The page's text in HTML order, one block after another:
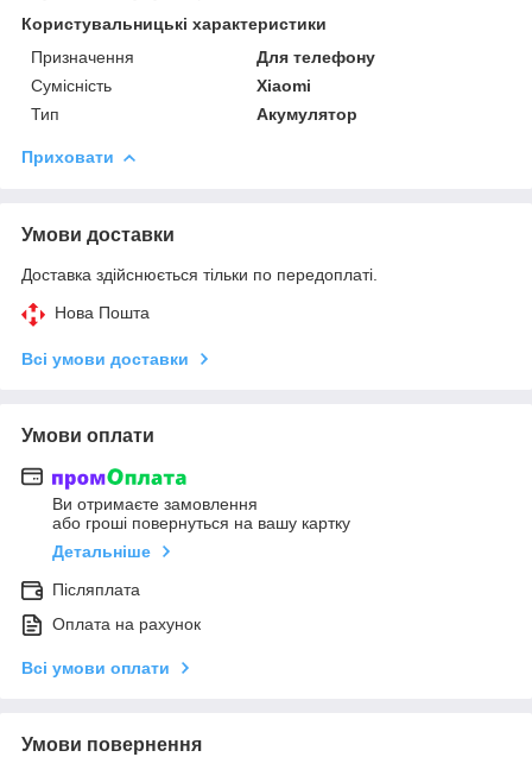
Користувальницькі характеристики
Призначення
Для телефону
Сумісність
Xiaomi
Тип
Акумулятор
Приховати
Умови доставки
Доставка здійснюється тільки по передоплаті.
Нова Пошта
Всі умови доставки
Умови оплати
Ви отримаєте замовлення
або гроші повернуться на вашу картку
Детальніше
Післяплата
Оплата на рахунок
Всі умови оплати
Умови повернення